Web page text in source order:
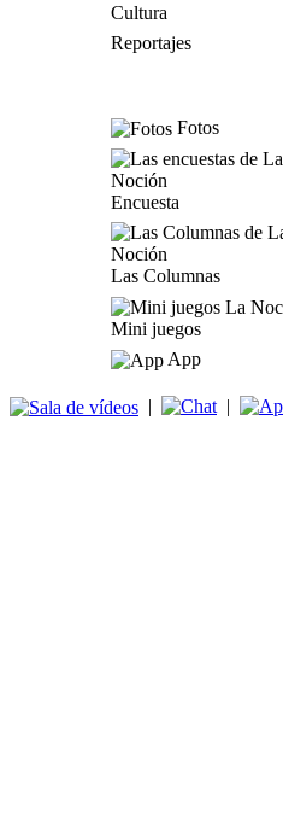
Cultura
Reportajes
Fotos
Encuesta
Las Columnas
Mini juegos
App
| |